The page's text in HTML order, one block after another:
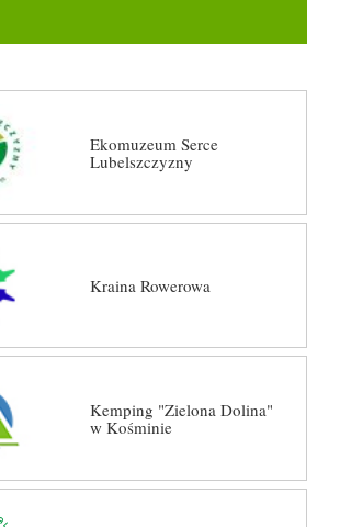
Ekomuzeum Serce
Lubelszczyzny
Kraina Rowerowa
Kemping "Zielona Dolina"
w Kośminie